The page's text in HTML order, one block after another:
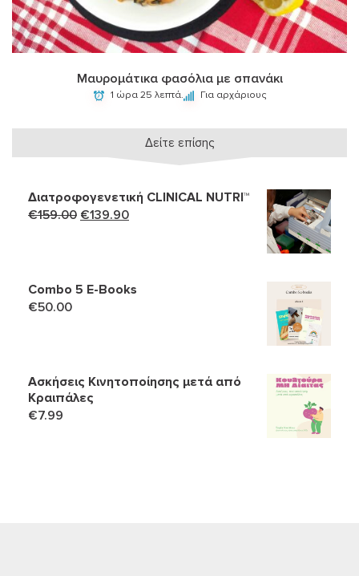
Μαυρομάτικα φασόλια με σπανάκι
1 ώρα 25 λεπτά. Για αρχάριους
Δείτε επίσης
Διατροφογενετική CLINICAL NUTRI™
€159.00 Original
€139.90Η
€139.90.
Combo 5 Ε-Books
€50.00
Ασκήσεις Κινητοποίησης μετά από
Κραιπάλες
€7.99